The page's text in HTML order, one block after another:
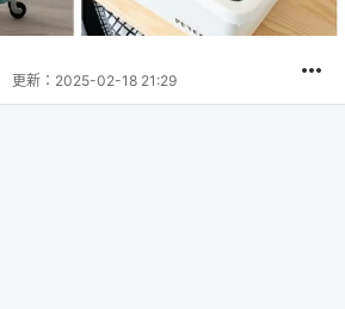
更新： 2025-02-18 21:29